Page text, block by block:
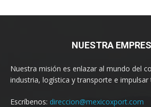
NUESTRA
Nuestra misión es enlazar al mundo del
industria, logística y transporte e impulsar
Escríbenos: direccion@mexicoxport.com